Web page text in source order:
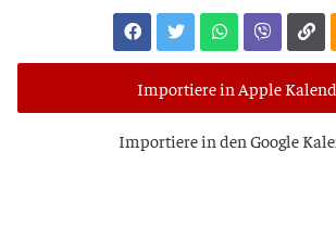
Importiere in Apple
Impor­tie­re in den Goog­le